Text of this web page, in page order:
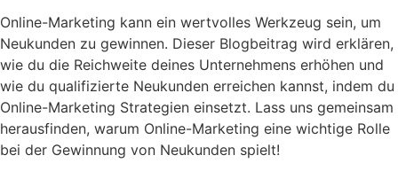
Online-Marketing kann ein wertvolles Werkzeug sein, um
Neukunden zu gewinnen. Dieser Blogbeitrag wird erklären,
wie du die Reichweite deines Unternehmens erhöhen und
wie du qualifizierte Neukunden erreichen kannst, indem du
Online-Marketing Strategien einsetzt. Lass uns gemeinsam
herausfinden, warum Online-Marketing eine wichtige Rolle
bei der Gewinnung von Neukunden spielt!